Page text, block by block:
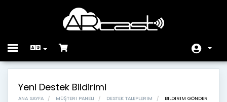
Toggle
Ürünler
Yeni Destek Bildirimi
ANA SAYFA MÜŞTERI PANELI DESTEK TALEPLERIM BILDIRIM GÖNDER